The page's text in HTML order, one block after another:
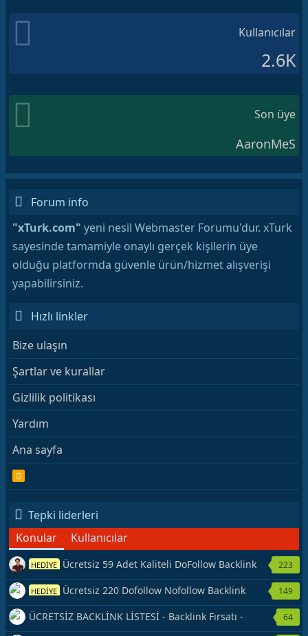
Kullanıcılar
2.6K
Son üye
AaronMeS
Forum info
"xTurk.com" yeni nesil Webmaster Forumu'dur. xTurk
sayesinde tamamiyle onaylı gerçek kişilerin üye
olduğu platformda güvenle ürün/hizmet alışverişi
yapabilirsiniz.
Hızlı linkler
Bize ulaşın
Şartlar ve kurallar
Gizlilik politikası
Yardım
Ana sayfa
R
S
Tepki liderleri
Konular
Kullanıcılar
HEDİYE Ücretsiz 59 Adet Kaliteli DoFollow Backlink
Kaynağı Veriyorum.
223
HEDİYE Ücretsiz 220 Dofollow Nofollow Backlink
Veriyorum
149
ÜCRETSİZ BACKLİNK LİSTESİ - Backlink Fırsatı -
Hemen Yetiş!
64